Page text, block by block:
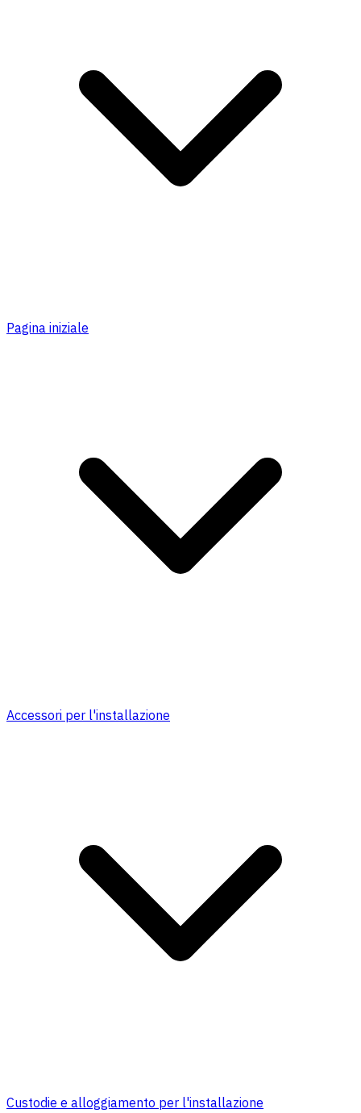
Pagina iniziale
Accessori per l'installazione
Custodie e alloggiamento per l'installazione